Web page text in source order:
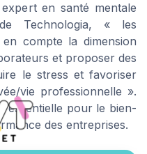
en santé mentale
Technologia, « les
compte la dimension
et proposer des
le stress et favoriser
vie professionnelle ».
essentielle pour le bien-
des entreprises.